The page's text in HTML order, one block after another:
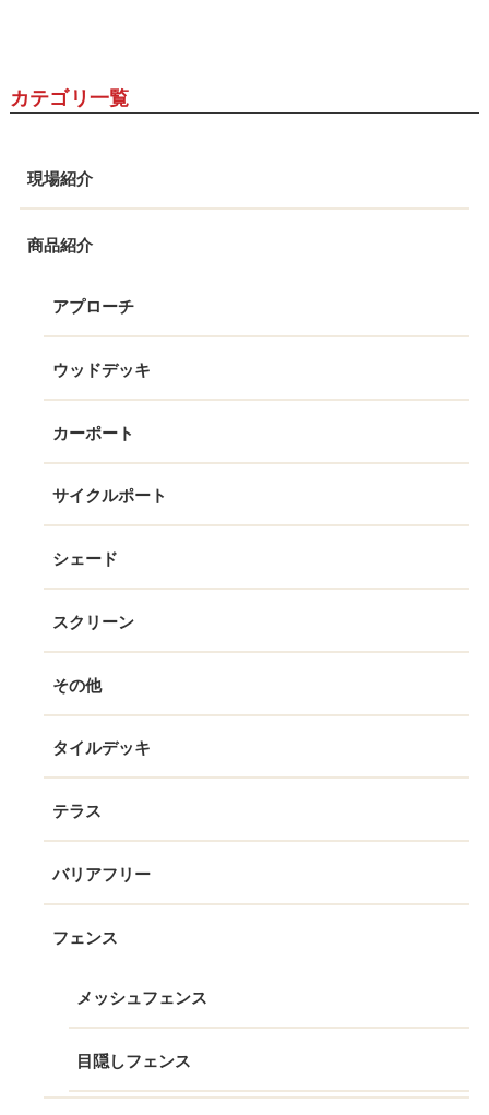
カテゴリ一覧
現場紹介
商品紹介
アプローチ
ウッドデッキ
カーポート
サイクルポート
シェード
スクリーン
その他
タイルデッキ
テラス
バリアフリー
フェンス
メッシュフェンス
目隠しフェンス